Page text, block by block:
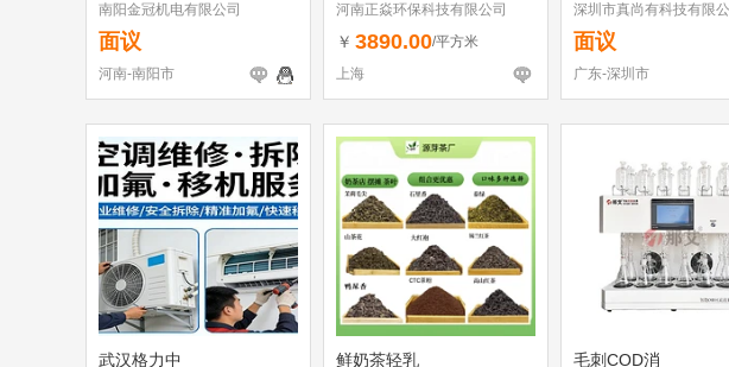
南阳金冠机电有限公司
面议
河南-南阳市
河南正焱环保科技有限公司
￥ 3890.00/平方米
上海
深圳市真尚有科技有限
面议
广东-深圳市
武汉格力中 鲜奶茶轻乳 毛刺COD消